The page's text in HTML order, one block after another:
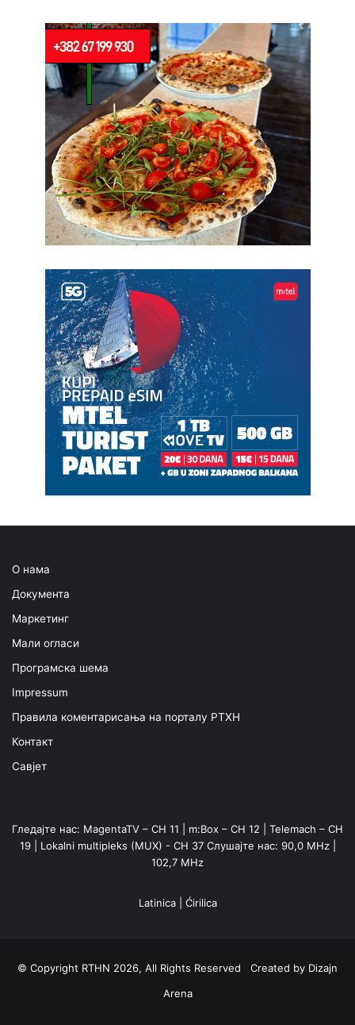
О нама
Документа
Маркетинг
Мали огласи
Програмска шема
Impressum
Правила коментарисања на порталу РТХН
Контакт
Савјет
Гледајте нас: MagentaTV – CH 11 | m:Box – CH 12 | Telemach – CH
19 | Lokalni multipleks (MUX) - CH 37 Слушајте нас: 90,0 MHz |
102,7 MHz
Latinica| Ćirilica
© Copyright RTHN 2026, All Rights Reserved Created by Dizajn
Arena